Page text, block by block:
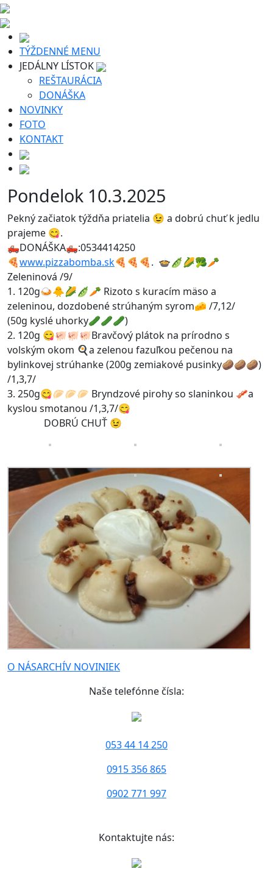
TÝŽDENNÉ MENU
JEDÁLNY LÍSTOK
REŠTAURÁCIA
DONÁŠKA
NOVINKY
FOTO
KONTAKT
Pondelok 10.3.2025
Pekný začiatok týždňa priatelia 😉 a dobrú chuť k jedlu
prajeme 😋.
🛻DONÁŠKA🛻:0534414250
🍕www.pizzabomba.sk🍕🍕🍕. 🍲🫛🌽🥦🥕
Zeleninová /9/
1. 120g🍛🐥🌽🫛🥕 Rizoto s kuracím mäso a
zeleninou, dozdobené strúhaným syrom🧀 /7,12/
(50g kyslé uhorky🥒🥒🥒)
2. 120g 😋🐖🐖🐖Bravčový plátok na prírodno s
volským okom 🍳a zelenou fazuľkou pečenou na
bylinkovej strúhanke (200g zemiakové pusinky🥔🥔🥔)
/1,3,7/
3. 250g😋🥟🥟🥟 Bryndzové pirohy so slaninkou 🥓a
kyslou smotanou /1,3,7/😋
DOBRÚ CHUŤ 😉
O NÁSARCHÍV NOVINIEK
Naše telefónne čísla:
053 44 14 250
0915 356 865
0902 771 997
Kontaktujte nás: